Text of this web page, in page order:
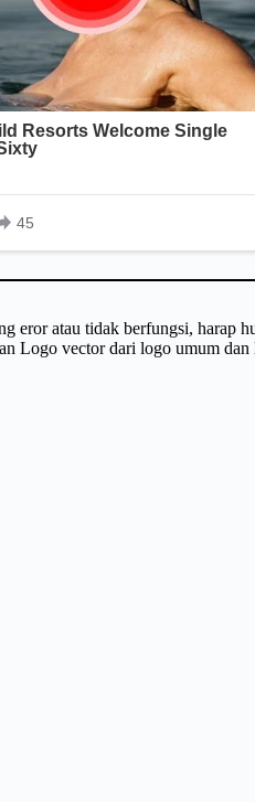
eror atau tidak berfungsi, harap
Logo vector dari logo umum